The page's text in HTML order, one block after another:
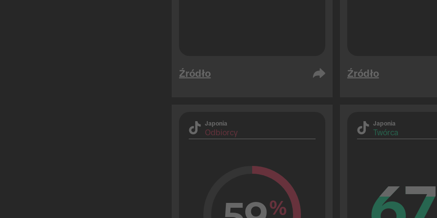
Źródło Źródło
Japonia
Odbiorcy
%
Japonia
Twórca